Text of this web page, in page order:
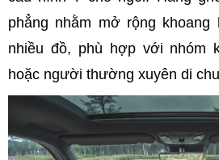
phẳng nhằm mở rộng
nhiều đồ, phù hợp với nhóm
hoặc người thường xuyên di